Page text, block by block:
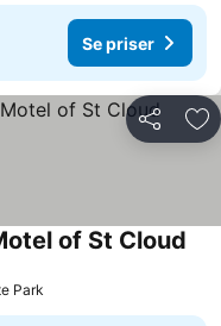
Se priser
Dela
of St Cloud
Park